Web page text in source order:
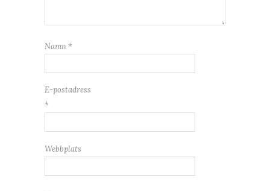
Namn *
E-postadress
*
Webbplats